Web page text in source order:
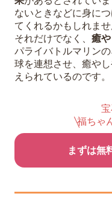
ないときなどに身に
てくれるかもしれませ
それだけでなく、 癒
パライバトルマリン
球を連想させ、癒や
えられているのです。
福ちゃ
まずは無